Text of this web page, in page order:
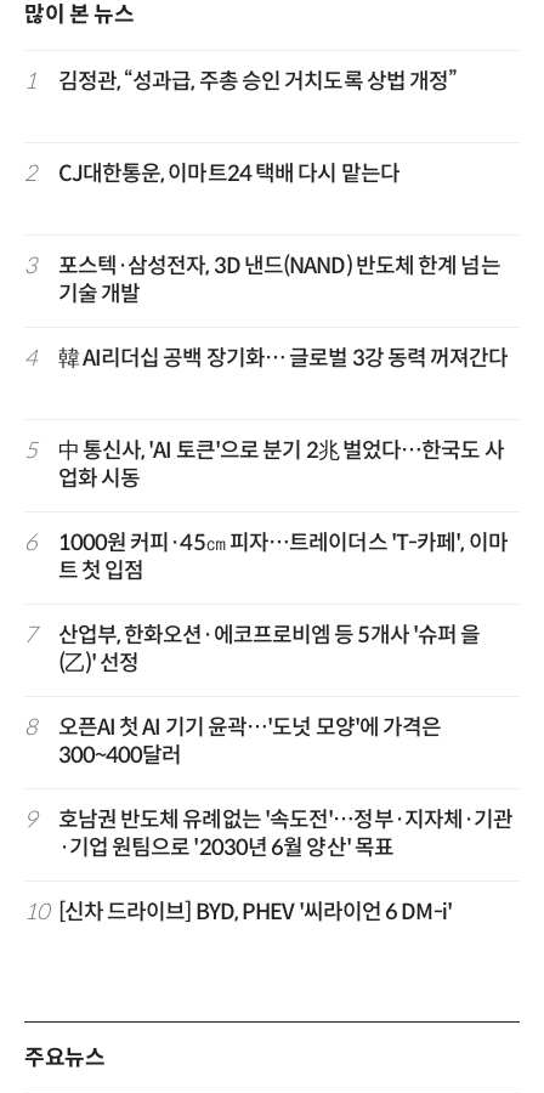
많이 본 뉴스
1 김정관, “성과급, 주총 승인 거치도록 상법 개정”
2 CJ대한통운, 이마트24 택배 다시 맡는다
3
포스텍·삼성전자, 3D 낸드(NAND) 반도체 한계 넘는
기술 개발
4 韓 AI리더십 공백 장기화… 글로벌 3강 동력 꺼져간다
5
中 통신사, 'AI 토큰'으로 분기 2兆 벌었다…한국도 사
업화 시동
6
1000원 커피·45㎝ 피자…트레이더스 'T-카페', 이마
트 첫 입점
7
산업부, 한화오션·에코프로비엠 등 5개사 '슈퍼 을
(乙)' 선정
8
오픈AI 첫 AI 기기 윤곽…'도넛 모양'에 가격은
300~400달러
9
호남권 반도체 유례없는 '속도전'…정부·지자체·기관
·기업 원팀으로 '2030년 6월 양산' 목표
10 [신차 드라이브] BYD, PHEV '씨라이언 6 DM-i'
주요뉴스